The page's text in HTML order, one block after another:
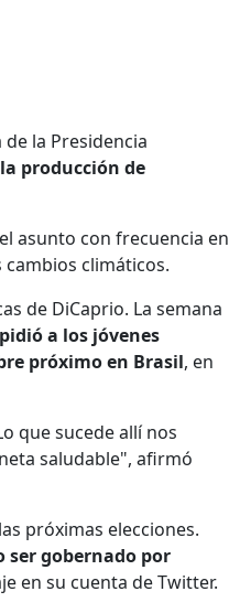
la Presidencia
producción de
asunto con frecuencia en
cambios climáticos.
de DiCaprio. La semana
pidió a los jóvenes
próximo en Brasil, en
que sucede allí nos
saludable", afirmó
próximas elecciones.
ser gobernado por
en su cuenta de Twitter.